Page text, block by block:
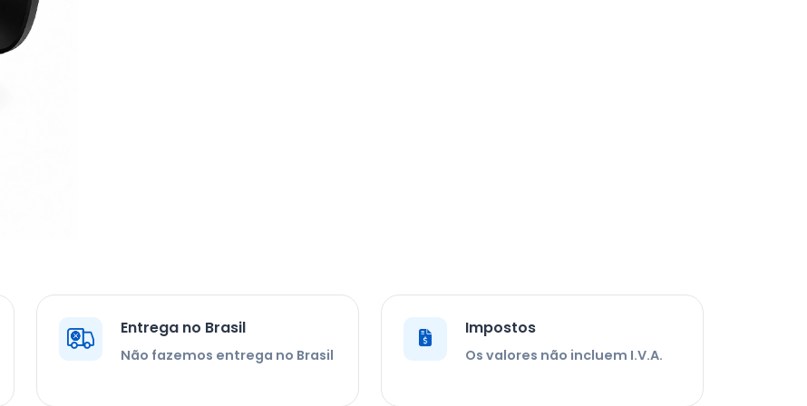
Entrega no Brasil
Não fazemos entrega no Brasil
Impostos
Os valores não incluem I.V.A.